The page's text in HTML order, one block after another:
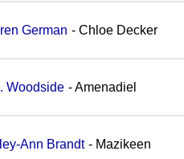
German - Chloe Decker
Woodside - Amenadiel
Ann Brandt- Mazikeen